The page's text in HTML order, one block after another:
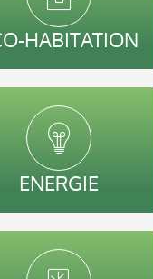
HABITATION
ENERGIE